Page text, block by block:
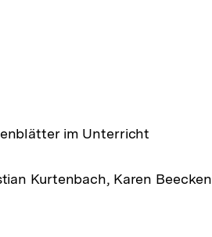
im Unterricht
Kurtenbach, Karen Beecken